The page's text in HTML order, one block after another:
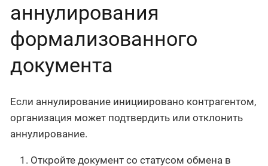
аннулирования
формализованного
документа
Если аннулирование инициировано контрагентом,
организация может подтвердить или отклонить
аннулирование.
Откройте документ со статусом обмена в